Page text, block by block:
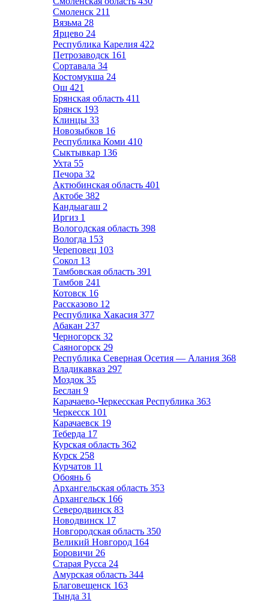
Смоленск 211
Вязьма 28
Ярцево 24
Республика Карелия 422
Петрозаводск 161
Сортавала 34
Костомукша 24
Ош 421
Брянская область 411
Брянск 193
Клинцы 33
Новозыбков 16
Республика Коми 410
Сыктывкар 136
Ухта 55
Печора 32
Актюбинская область 401
Актобе 382
Кандыагаш 2
Иргиз 1
Вологодская область 398
Вологда 153
Череповец 103
Сокол 13
Тамбовская область 391
Тамбов 241
Котовск 16
Рассказово 12
Республика Хакасия 377
Абакан 237
Черногорск 32
Саяногорск 29
Республика Северная Осетия — Алания 368
Владикавказ 297
Моздок 35
Беслан 9
Карачаево-Черкесская Республика 363
Черкесск 101
Карачаевск 19
Теберда 17
Курская область 362
Курск 258
Курчатов 11
Обоянь 6
Архангельская область 353
Архангельск 166
Северодвинск 83
Новодвинск 17
Новгородская область 350
Великий Новгород 164
Боровичи 26
Старая Русса 24
Амурская область 344
Благовещенск 163
Тында 31